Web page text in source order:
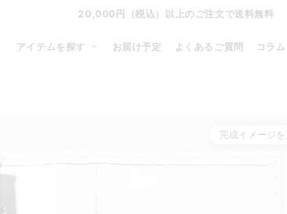
20,000円（税込）以上のご注文で送料無料
アイテムを探す お届け予定 よくあるご質問 コラム
完成イメージを